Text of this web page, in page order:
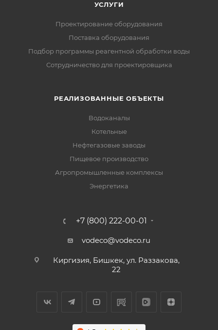
УСЛУГИ
Проектирование оборудования
Поставка оборудования
Подбор программы реагентной обработки воды
Сотрудничество для проектировщика
РЕАЛИЗОВАННЫЕ ОБЪЕКТЫ
Водоканалы
Котельные
Нефтегазовые заводы
Пищевое производство
Агропромышленные комплексы
Энергетика
+7 (800) 222-00-01
vodeco@vodeco.ru
Киргизия, Бишкек, ул. Раззакова,
22